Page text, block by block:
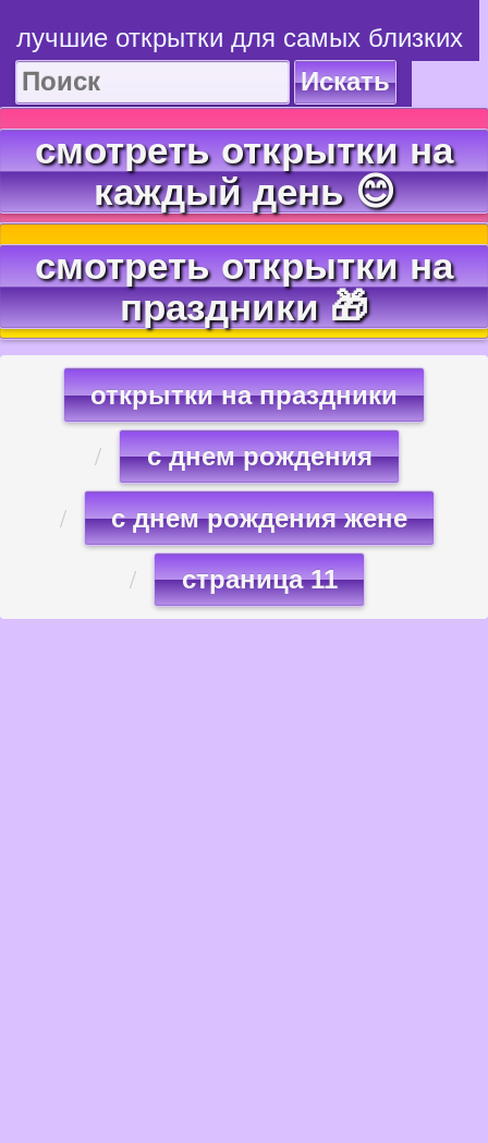
лучшие открытки для самых близких
Искать
смотреть открытки на
каждый день 😊
смотреть открытки на
праздники 🎁
открытки на праздники
с днем рождения
с днем рождения жене
страница 11